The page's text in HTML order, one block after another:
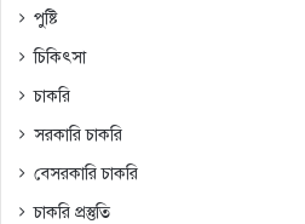
পুষ্টি
চিকিৎসা
চাকরি
সরকারি চাকরি
বেসরকারি চাকরি
চাকরি প্রস্তুতি